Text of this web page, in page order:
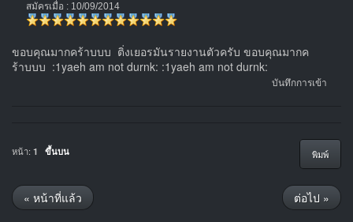
สมัครเมื่อ : 10/09/2014
ขอบคุณมากคร้าบบบ ติ่งเยอรมันรายงานตัวครับ ขอบคุณมากค
ร้าบบบ :1yaeh am not durnk: :1yaeh am not durnk:
บันทึกการเข้า
พิมพ์
หน้า: 1 ขึ้นบน
« หน้าที่แล้ว ต่อไป »